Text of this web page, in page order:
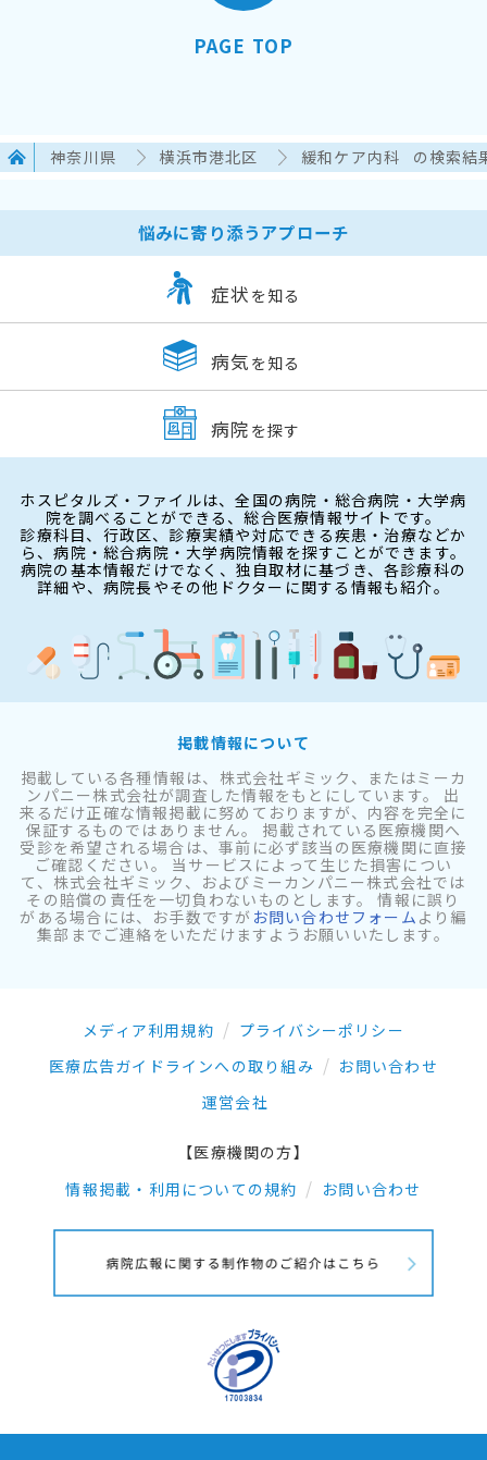
PAGE TOP
神奈川県 横浜市港北区 緩和ケア内科 の検索結
悩みに寄り添うアプローチ
症状 を知る
病気 を知る
病院 を探す
ホスピタルズ・ファイルは、全国の病院・総合病院・大学病
院を調べることができる、総合医療情報サイトです。
診療科目、行政区、診療実績や対応できる疾患・治療などか
ら、病院・総合病院・大学病院情報を探すことができます。
病院の基本情報だけでなく、独自取材に基づき、各診療科の
詳細や、病院長やその他ドクターに関する情報も紹介。
掲載情報について
掲載している各種情報は、株式会社ギミック、またはミーカ
ンパニー株式会社が調査した情報をもとにしています。 出
来るだけ正確な情報掲載に努めておりますが、内容を完全に
保証するものではありません。 掲載されている医療機関へ
受診を希望される場合は、事前に必ず該当の医療機関に直接
ご確認ください。 当サービスによって生じた損害につい
て、株式会社ギミック、およびミーカンパニー株式会社では
その賠償の責任を一切負わないものとします。 情報に誤り
がある場合には、お手数ですが お問い合わせフォーム より編
集部までご連絡をいただけますようお願いいたします。
メディア利用規約
プライバシーポリシー
医療広告ガイドラインへの取り組み
お問い合わせ
運営会社
【医療機関の方】
情報掲載・利用についての規約
お問い合わせ